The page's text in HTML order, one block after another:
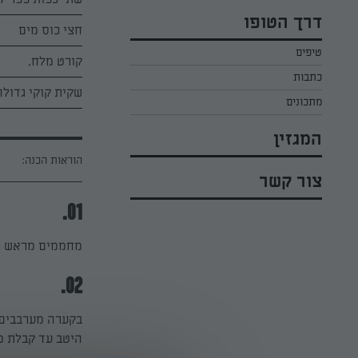
סלטים לפסח
עוגיות לפסח
קארין בנולול
מירי כהן
רובי מיכאל
דרך הטופו
טיפים
כתבות
מתכונים
המגזין
צור קשר
חצי כוס מים
קורט מלח.
שקית קוקי
הוראות הכנה:
01.
מחממים מראש תנור ל-250 מעלות, כאשר התנור מכוון לחום
02.
בקערה
היטב עד קבלת